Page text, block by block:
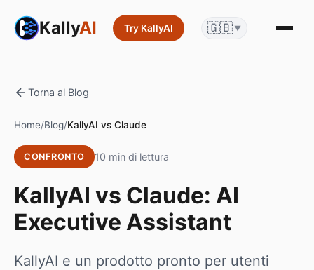
KallyAI Try KallyAI 🇬🇧 ▼
Torna al Blog
Home/Blog/KallyAI vs Claude
CONFRONTO 10 min di lettura
KallyAI vs Claude: AI
Executive Assistant
KallyAI e un prodotto pronto per utenti